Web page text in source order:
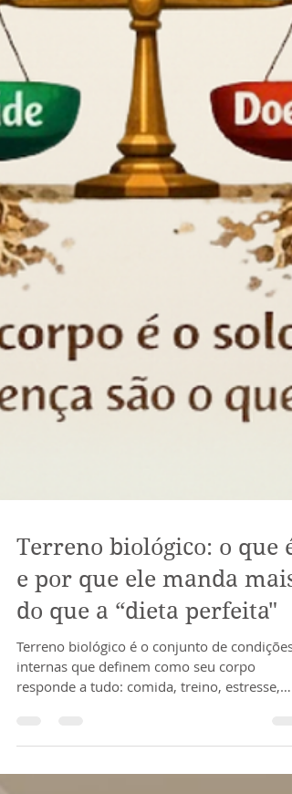
Terreno biológico: o que é,
e por que ele manda mais
do que a “dieta perfeita"
Terreno biológico é o conjunto de condições
sono, suplementos, hormônios, infecções,